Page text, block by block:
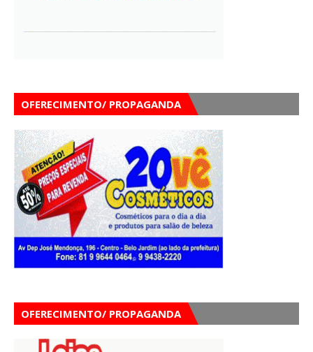
OFERECIMENTO/ PROPAGANDA
OFERECIMENTO/ PROPAGANDA